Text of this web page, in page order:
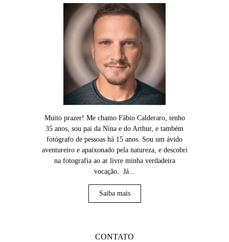
Muito prazer! Me chamo Fábio Calderaro, tenho
35 anos, sou pai da Nina e do Arthur, e também
fotógrafo de pessoas há 15 anos. Sou um ávido
aventureiro e apaixonado pela natureza, e descobri
na fotografia ao ar livre minha verdadeira
vocação. Já...
Saiba mais
CONTATO